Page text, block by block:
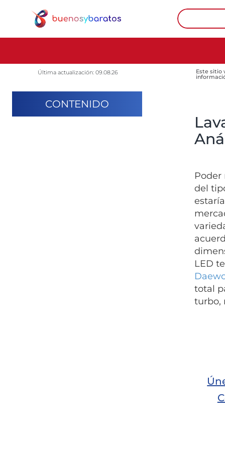
Última actualización: 09.08.26 Este sitio
CONTENIDO
del
LED
total
turbo,